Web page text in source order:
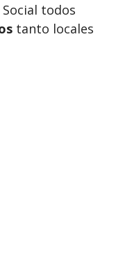
todos
tanto locales